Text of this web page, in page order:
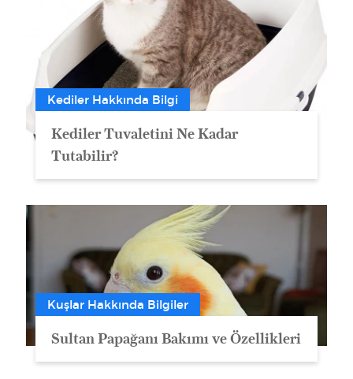
Kediler Hakkında Bilgi
Kediler Tuvaletini Ne Kadar
Tutabilir?
Kuşlar Hakkında Bilgiler
Sultan Papağanı Bakımı ve Özellikleri